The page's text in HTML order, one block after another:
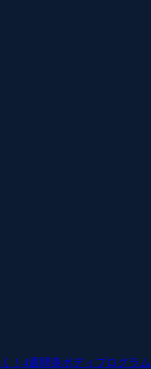
！4週間美ボディプログラム